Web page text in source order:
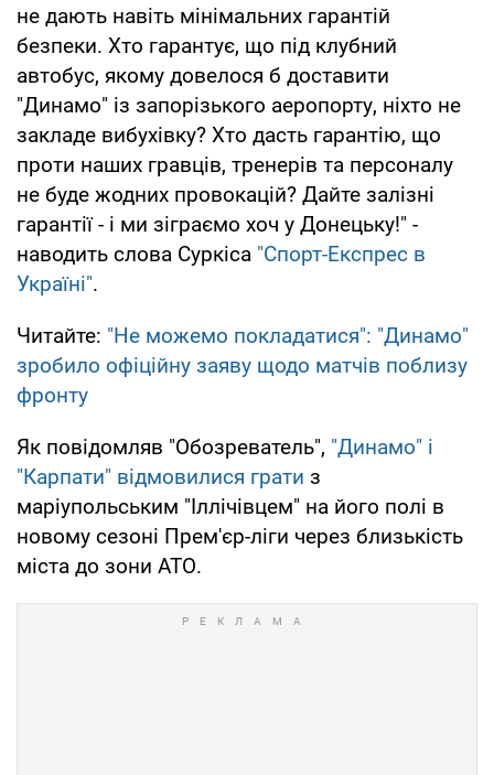
не дають навіть мінімальних гарантій
безпеки. Хто гарантує, що під клубний
автобус, якому довелося б доставити
"Динамо" із запорізького аеропорту, ніхто не
закладе вибухівку? Хто дасть гарантію, що
проти наших гравців, тренерів та персоналу
не буде жодних провокацій? Дайте залізні
гарантії - і ми зіграємо хоч у Донецьку!" -
наводить слова Суркіса "Спорт-Експрес в
Україні".
Читайте: "Не можемо покладатися": "Динамо"
зробило офіційну заяву щодо матчів поблизу
фронту
Як повідомляв "Обозреватель", "Динамо" і
"Карпати" відмовилися грати з
маріупольським "Іллічівцем" на його полі в
новому сезоні Прем'єр-ліги через близькість
міста до зони АТО.